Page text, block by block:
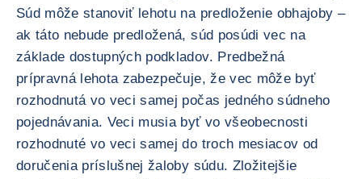
Súd môže stanoviť lehotu na predloženie obhajoby –
ak táto nebude predložená, súd posúdi vec na
základe dostupných podkladov. Predbežná
prípravná lehota zabezpečuje, že vec môže byť
rozhodnutá vo veci samej počas jedného súdneho
pojednávania. Veci musia byť vo všeobecnosti
rozhodnuté vo veci samej do troch mesiacov od
doručenia príslušnej žaloby súdu. Zložitejšie